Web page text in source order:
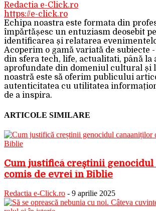
Redactia e-Click.ro
https://e-click.ro
Echipa noastra este formata din
împărtășesc un entuziasm deosebit
identificarea și relatarea
Acoperim o gamă variată de subiecte
din sfera tech, life, actualitati, până la
aprofundate din domeniul cultural și
noastră este să oferim publicului
autenticitatea cu utilitatea
de a inspira.
ARTICOLE SIMILARE
Cum justifică creștinii
comis de evrei în Biblie
Redactia e-Click.ro - 9 aprilie 2025